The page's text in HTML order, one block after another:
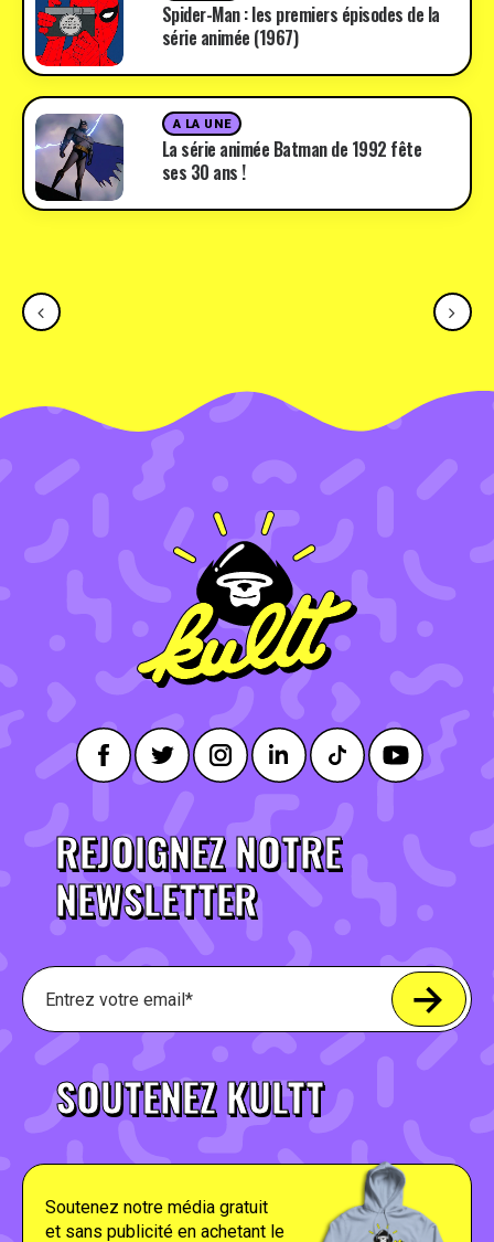
Spider-Man : les premiers épisodes de la
série animée (1967)
A LA UNE
La série animée Batman de 1992 fête
ses 30 ans !
REJOIGNEZ NOTRE
NEWSLETTER
SOUTENEZ KULTT
Soutenez notre média gratuit
et sans publicité en achetant le